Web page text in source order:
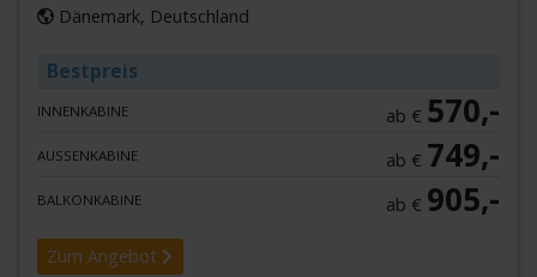
Dänemark, Deutschland
Bestpreis
INNENKABINE ab € 570,-
AUSSENKABINE ab € 749,-
BALKONKABINE ab € 905,-
Zum Angebot